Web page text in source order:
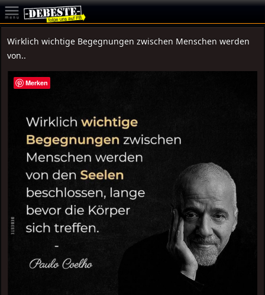
Wirklich wichtige Begegnungen zwischen Menschen werden
von..
Merken